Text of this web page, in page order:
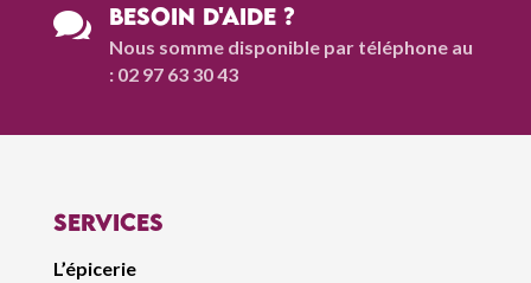
 Besoin d'aide ?
Nous somme disponible par téléphone au
: 02 97 63 30 43
Services
L’épicerie